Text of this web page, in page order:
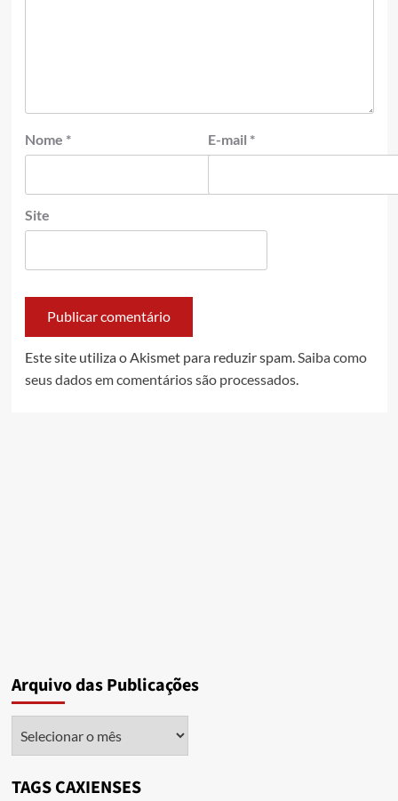
Nome * E-mail *
Site
Este site utiliza o Akismet para reduzir spam. Saiba como
seus dados em comentários são processados.
Arquivo das Publicações
TAGS CAXIENSES